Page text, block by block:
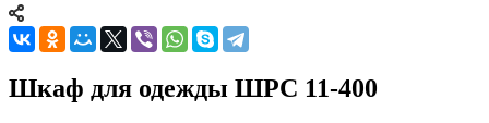
Шкаф для одежды ШРС 11-400